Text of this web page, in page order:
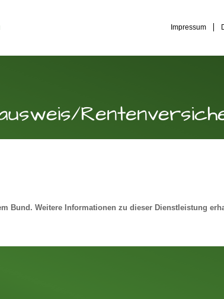
Impressum
Bund. Weitere Informationen zu dieser Dienstleistung